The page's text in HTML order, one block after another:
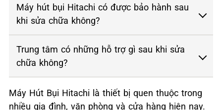
Máy hút bụi Hitachi có được bảo hành sau
khi sửa chữa không?
Trung tâm có những hỗ trợ gì sau khi sửa
chữa không?
Máy Hút Bụi Hitachi là thiết bị quen thuộc trong
nhiều gia đình, văn phòng và cửa hàng hiện nay.